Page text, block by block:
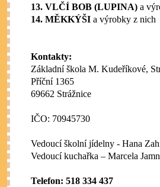
13. VLČÍ BOB (LUPINA) a
14. MĚKKÝŠI a výrobky z nich
Kontakty:
Základní škola M. Kudeříkové,
Příční 1365
69662 Strážnice
IČO: 70945730
Vedoucí školní jídelny - Hana
Vedoucí kuchařka – Marcela
Telefon: 518 334 437